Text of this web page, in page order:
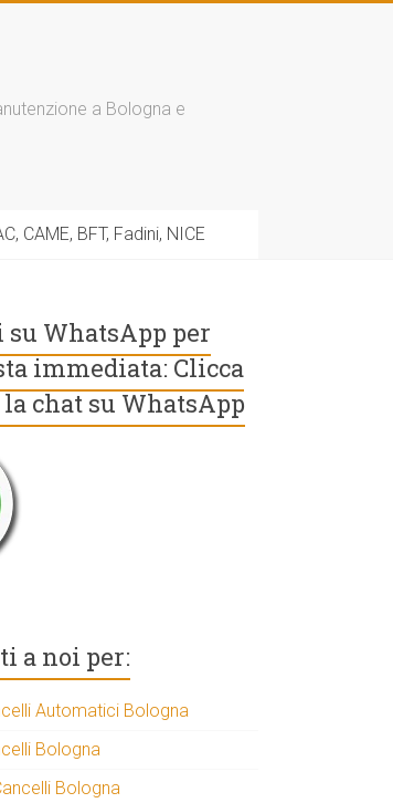
a Bologna e
CAME, BFT, Fadini, NICE
su WhatsApp per
immediata: Clicca
chat su WhatsApp
a noi per:
Automatici Bologna
Bologna
Bologna